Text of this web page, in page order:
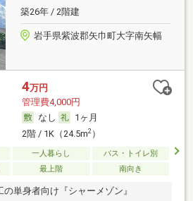
築26年 / 2階建
岩手県紫波郡矢巾町大字南矢幅
4万円
管理費4,000円
なし
1ヶ月
2階 / 1K（24.5m2）
一人暮らし
バス・トイレ別
最上階 南向き
単身者向け『シャーメゾン』